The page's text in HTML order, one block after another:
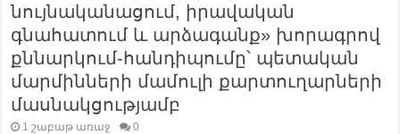
նույնականացում, իրավական
գնահատում և արձագանք» խորագրով
քննարկում-հանդիպումը՝ պետական
մարմինների մամուլի քարտուղարների
մասնակցությամբ
1 շաբաթ առաջ
0